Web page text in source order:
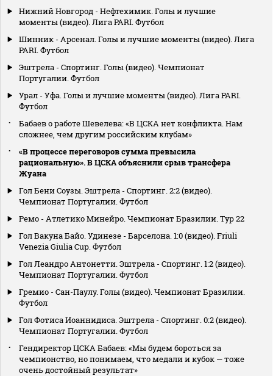
Нижний Новгород - Нефтехимик. Голы и лучшие
моменты (видео). Лига PARI. Футбол
Шинник - Арсенал. Голы и лучшие моменты (видео). Лига
PARI. Футбол
Эштрела - Спортинг. Голы (видео). Чемпионат
Португалии. Футбол
Урал - Уфа. Голы и лучшие моменты (видео). Лига PARI.
Футбол
Бабаев о работе Шевелева: «В ЦСКА нет конфликта. Нам
сложнее, чем другим российским клубам»
«В процессе переговоров сумма превысила
рациональную». В ЦСКА объяснили срыв трансфера
Жуана
Гол Бени Соузы. Эштрела - Спортинг. 2:2 (видео).
Чемпионат Португалии. Футбол
Ремо - Атлетико Минейро. Чемпионат Бразилии. Тур 22
Гол Вакуна Байо. Удинезе - Барселона. 1:0 (видео). Friuli
Venezia Giulia Cup. Футбол
Гол Леандро Антонетти. Эштрела - Спортинг. 1:2 (видео).
Чемпионат Португалии. Футбол
Гремио - Сан-Паулу. Голы (видео). Чемпионат Бразилии.
Футбол
Гол Фотиса Иоаннидиса. Эштрела - Спортинг. 0:2 (видео).
Чемпионат Португалии. Футбол
Гендиректор ЦСКА Бабаев: «Мы будем бороться за
чемпионство, но понимаем, что медали и кубок — тоже
очень достойный результат»